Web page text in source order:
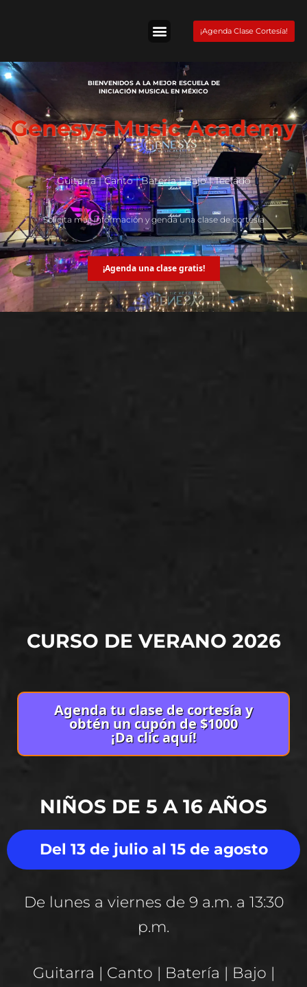
¡Agenda Clase Cortesía!
BIENVENIDOS A LA MEJOR ESCUELA DE
INICIACIÓN MUSICAL EN MÉXICO
Genesys Music Academy
Guitarra | Canto | Batería | Bajo | Teclado
Solicita más información y genda una clase de cortesía
¡Agenda una clase gratis!
CURSO DE VERANO 2026
Agenda tu clase de cortesía y
obtén un cupón de $1000
¡Da clic aquí!
NIÑOS DE 5 A 16 AÑOS
Del 13 de julio al 15 de agosto
De lunes a viernes de 9 a.m. a 13:30
p.m.
Guitarra | Canto | Batería | Bajo |